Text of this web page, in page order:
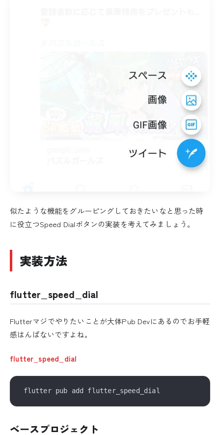
似たような機能をグルーピングしておきたいなと思った時
に役立つSpeed Dialボタンの実装を考えてみましょう。
実装方法
flutter_speed_dial
Flutterマジでやりたいことが大体Pub Devにあるのでお手軽
感はんぱないですよね。
flutter_speed_dial
ベースプロジェクト